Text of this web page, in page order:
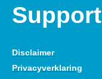
Support
Disclaimer
Privacyverklaring